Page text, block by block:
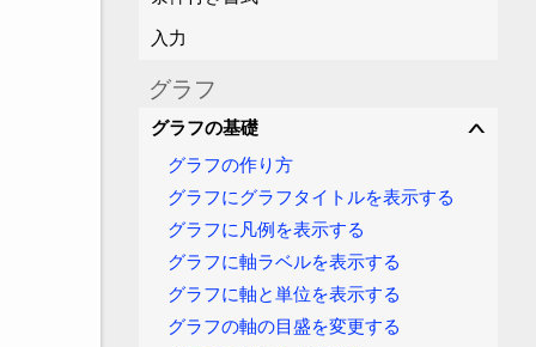
入力
グラフ
∨
グラフの基礎
グラフの作り方
グラフにグラフタイトルを表示する
グラフに凡例を表示する
グラフに軸ラベルを表示する
グラフに軸と単位を表示する
グラフの軸の目盛を変更する